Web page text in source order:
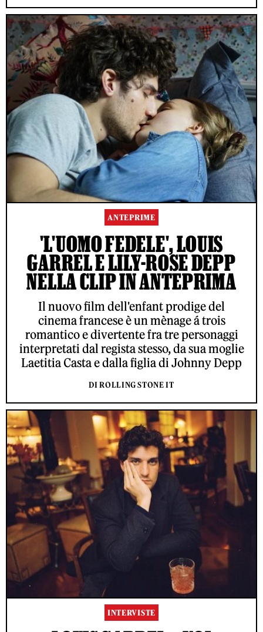
ANTEPRIME
'L'UOMO FEDELE', LOUIS
GARREL E LILY-ROSE DEPP
NELLA CLIP IN ANTEPRIMA
Il nuovo film dell'enfant prodige del
cinema francese è un mènage á trois
romantico e divertente fra tre personaggi
interpretati dal regista stesso, da sua moglie
Laetitia Casta e dalla figlia di Johnny Depp
DI ROLLING STONE IT
INTERVISTE